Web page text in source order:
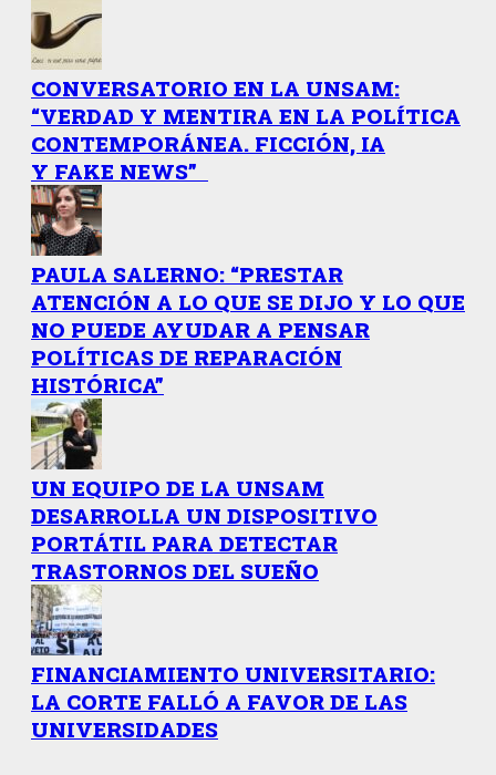
CONVERSATORIO EN LA UNSAM:
“VERDAD Y MENTIRA EN LA POLÍTICA
CONTEMPORÁNEA. FICCIÓN, IA
Y FAKE NEWS”
PAULA SALERNO: “PRESTAR
ATENCIÓN A LO QUE SE DIJO Y LO QUE
NO PUEDE AYUDAR A PENSAR
POLÍTICAS DE REPARACIÓN
HISTÓRICA”
UN EQUIPO DE LA UNSAM
DESARROLLA UN DISPOSITIVO
PORTÁTIL PARA DETECTAR
TRASTORNOS DEL SUEÑO
FINANCIAMIENTO UNIVERSITARIO:
LA CORTE FALLÓ A FAVOR DE LAS
UNIVERSIDADES